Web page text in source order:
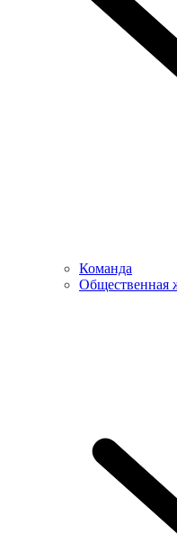
Команда
Общественная